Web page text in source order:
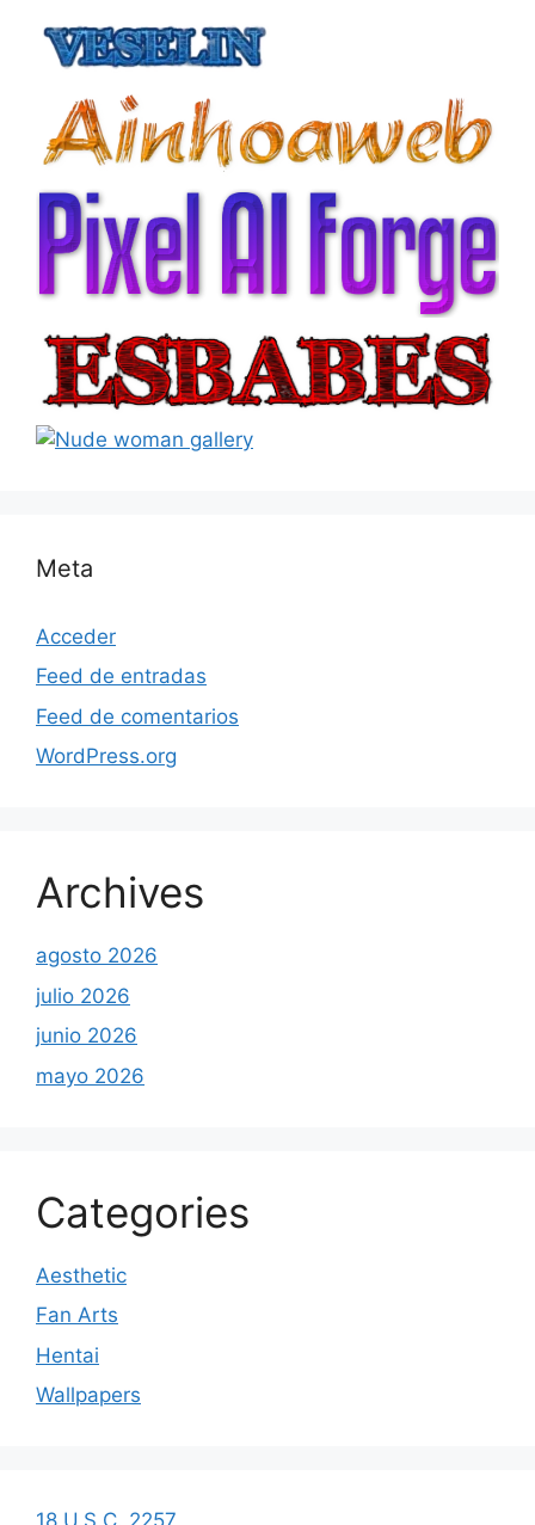
Meta
Acceder
Feed de entradas
Feed de comentarios
WordPress.org
Archives
agosto 2026
julio 2026
junio 2026
mayo 2026
Categories
Aesthetic
Fan Arts
Hentai
Wallpapers